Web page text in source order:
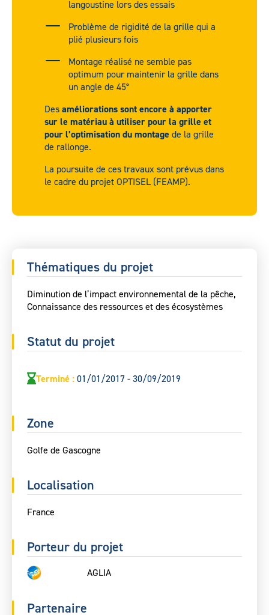
langoustine lors des essais
Problème de rigidité de la grille qui a
plié plusieurs fois
Montage réalisé ne semble pas
optimum pour maintenir la grille dans
un angle de 45°
Desaméliorations sont encore à apporter
sur le matériau à utiliser pour la grille et
pour l’optimisation du montage de la grille
de rallonge.
La poursuite de ces travaux sont prévus dans
le cadre du projet OPTISEL (FEAMP).
Thématiques du projet
Diminution de l’impact environnemental de la pêche,
Connaissance des ressources et des écosystèmes
Statut du projet
Terminé :01/01/2017 - 30/09/2019
Zone
Golfe de Gascogne
Localisation
France
Porteur du projet
AGLIA
Partenaire